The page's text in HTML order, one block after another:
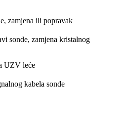
zamjena ili popravak
sonde, zamjena kristalnog
UZV leće
kabela sonde